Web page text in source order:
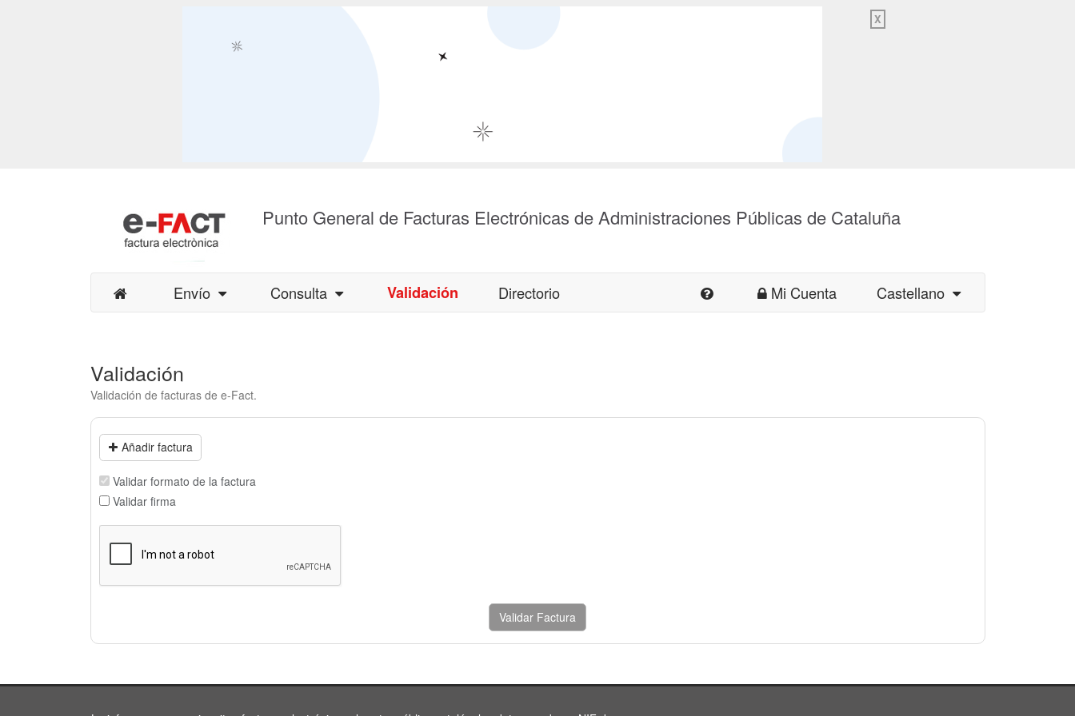
X
Punto General de Facturas Electrónicas de Administraciones Públicas de Cataluña
Envío Consulta Validación Directorio Mi Cuenta Castellano
Validación
Validación de facturas de e-Fact.
Añadir factura
Validar formato de la factura
Validar firma
Validar Factura